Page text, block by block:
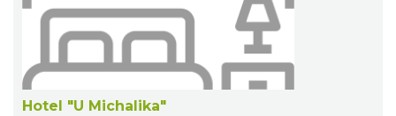
Hotel "U Michalika"